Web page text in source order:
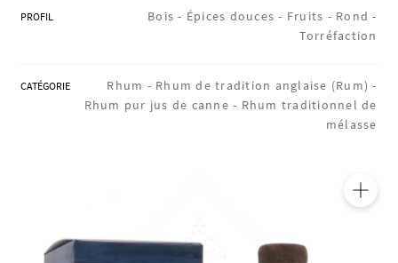
PROFIL Bois - Épices douces - Fruits - Rond -
Torréfaction
CATÉGORIE Rhum - Rhum de tradition anglaise (Rum) -
Rhum pur jus de canne - Rhum traditionnel de
mélasse